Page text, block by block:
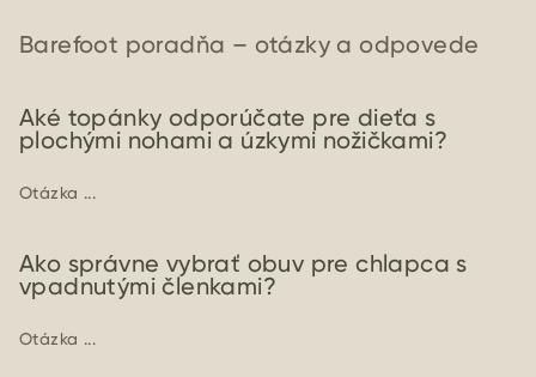
Barefoot poradňa – otázky a odpovede
Aké topánky odporúčate pre dieťa s
plochými nohami a úzkymi nožičkami?
Otázka ...
Ako správne vybrať obuv pre chlapca s
vpadnutými členkami?
Otázka ...